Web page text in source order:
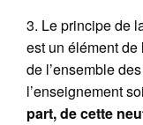
3. Le principe de
est un élément de
de l’ensemble
l’enseignement
part, de cette